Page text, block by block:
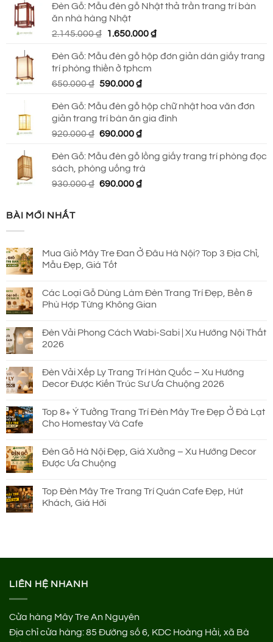
là:
2.790.000 ₫.
tại
2.150.000 ₫.
Đèn Gỗ: Mẫu đèn gỗ Nhật thả trần trang trí bàn
ăn nhà hàng Nhật
2.145.000₫
Giá
là:
2.145.000 ₫.
1.650.000₫Giá
tại
Đèn Gỗ: Mẫu đèn gỗ hộp đơn giản dán giấy trang
trí phòng thiền ở tphcm
650.000₫ Giá
là:
650.000 ₫.
590.000₫Giá
tại
là:
590.000 ₫.
Đèn Gỗ: Mẫu đèn gỗ hộp chữ nhật hoa văn đơn
giản trang trí bàn ăn gia đình
920.000₫ Giá
là:
920.000 ₫.
690.000₫Giá
tại
là:
690.000 ₫.
Đèn Gỗ: Mẫu đèn gỗ lồng giấy trang trí phòng đọc
sách, phòng uống trà
930.000₫ Giá
690.000₫Giá
BÀI MỚI NHẤT
Mua Giỏ Mây Tre Đan Ở Đâu Hà Nội? Top 3 Địa Chỉ,
Mẫu Đẹp, Giá Tốt
Các Loại Gỗ Dùng Làm Đèn Trang Trí Đẹp, Bền &
Phù Hợp Từng Không Gian
Đèn Vải Phong Cách Wabi-Sabi | Xu Hướng Nội Thất
2026
Đèn Vải Xếp Ly Trang Trí Hàn Quốc – Xu Hướng
Decor Được Kiến Trúc Sư Ưa Chuộng 2026
Top 8+ Ý Tưởng Trang Trí Đèn Mây Tre Đẹp Ở Đà Lạt
Cho Homestay Và Cafe
Đèn Gỗ Hà Nội Đẹp, Giá Xưởng – Xu Hướng Decor
Được Ưa Chuộng
Top Đèn Mây Tre Trang Trí Quán Cafe Đẹp, Hút
Khách, Giá Hời
LIÊN HỆ NHANH
Cửa hàng Mây Tre An Nguyên
Địa chỉ cửa hàng:85 Đường số 6, KDC Hoàng Hải, xã Bà